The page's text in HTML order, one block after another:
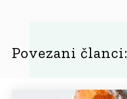
Povezani članci: